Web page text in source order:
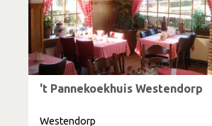
't Pannekoekhuis Westendorp
Westendorp